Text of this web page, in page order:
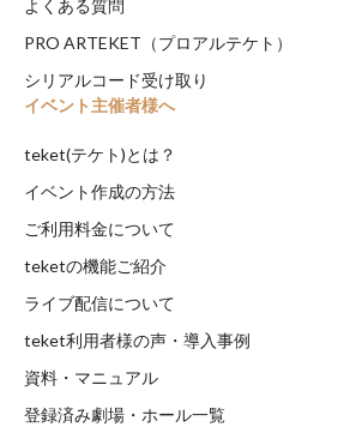
よくある質問
PRO ARTEKET（プロアルテケト）
シリアルコード受け取り
イベント主催者様へ
teket(テケト)とは？
イベント作成の方法
ご利用料金について
teketの機能ご紹介
ライブ配信について
teket利用者様の声・導入事例
資料・マニュアル
登録済み劇場・ホール一覧